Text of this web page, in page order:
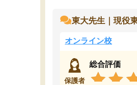
東大先生｜現役
オンライン校
保護者
総合評価